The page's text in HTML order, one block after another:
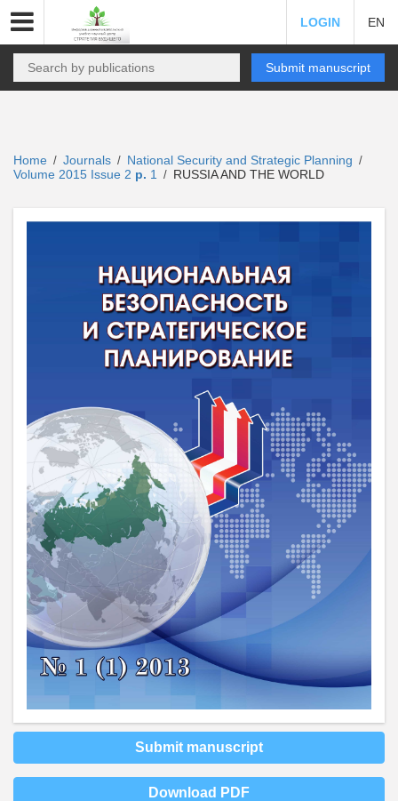
LOGIN EN
Submit manuscript
Home / Journals / National Security and Strategic Planning /
Volume 2015 Issue 2 p. 1 / RUSSIA AND THE WORLD
Submit manuscript
Download PDF